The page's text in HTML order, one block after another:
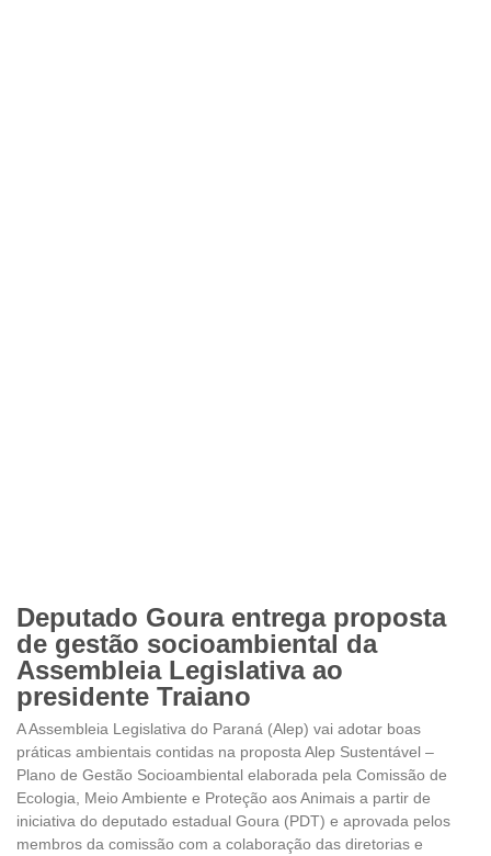
Deputado Goura entrega proposta
de gestão socioambiental da
Assembleia Legislativa ao
presidente Traiano
A Assembleia Legislativa do Paraná (Alep) vai adotar boas
práticas ambientais contidas na proposta Alep Sustentável –
Plano de Gestão Socioambiental elaborada pela Comissão de
Ecologia, Meio Ambiente e Proteção aos Animais a partir de
iniciativa do deputado estadual Goura (PDT) e aprovada pelos
membros da comissão com a colaboração das diretorias e